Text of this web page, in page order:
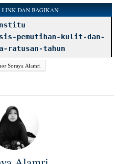
DAN BAGIKAN
pemutihan-kulit-dan-
ratusan-tahun
Soraya Alamri